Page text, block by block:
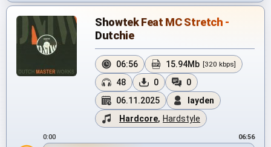
Showtek Feat MC Stretch -
Dutchie
06:56 15.94Mb [320 kbps]
48 0
0
06.11.2025
layden
Hardcore, Hardstyle
0:00 06:56